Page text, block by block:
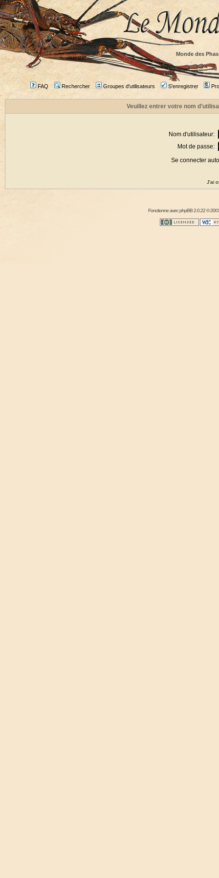
Monde des
FAQ Rechercher Groupes d'utilisateurs S'enregistrer
Veuillez entrer votre nom
Nom d'utilisateur:
Mot de passe:
Se connecter
J'ai
Fonctionne avecphpBB2.0.22 ©